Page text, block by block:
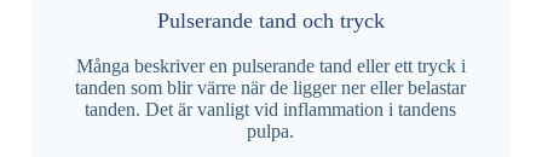
Pulserande tand och tryck
Många beskriver en pulserande tand eller ett tryck i
tanden som blir värre när de ligger ner eller belastar
tanden. Det är vanligt vid inflammation i tandens
pulpa.